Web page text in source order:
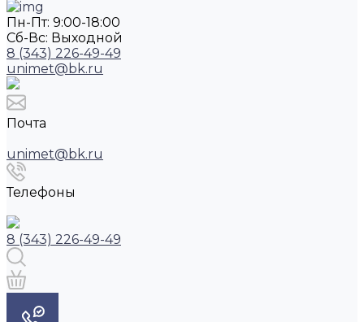
Пн-Пт: 9:00-18:00
Cб-Вс: Выходной
8 (343) 226-49-49
unimet@bk.ru
Почта
unimet@bk.ru
Телефоны
8 (343) 226-49-49